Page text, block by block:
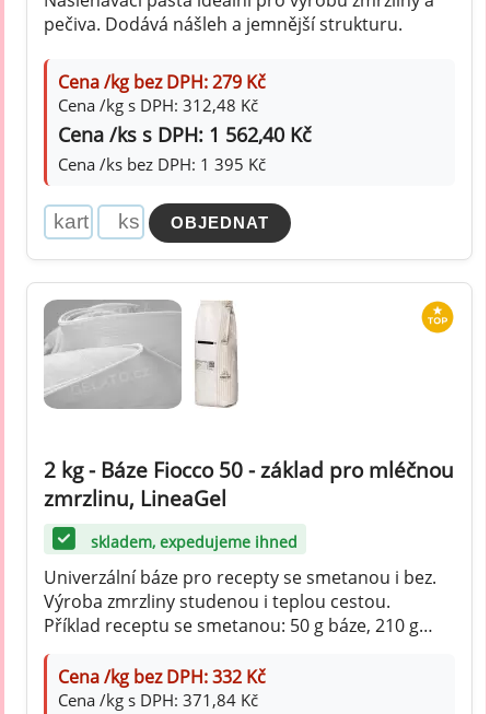
pečiva. Dodává nášleh a jemnější strukturu.
Cena /kg bez DPH: 279 Kč
Cena /kg s DPH: 312,48 Kč
Cena /ks s DPH: 1 562,40 Kč
Cena /ks bez DPH: 1 395 Kč
2 kg - Báze Fiocco 50 - základ pro mléčnou
zmrzlinu, LineaGel
skladem, expedujeme ihned
Univerzální báze pro recepty se smetanou i bez.
Výroba zmrzliny studenou i teplou cestou.
Příklad receptu se smetanou: 50 g báze, 210 g
cukru, 50 g dextrózy, 120 g smetany, 1 l mléka
Cena /kg bez DPH: 332 Kč
Cena /kg s DPH: 371,84 Kč